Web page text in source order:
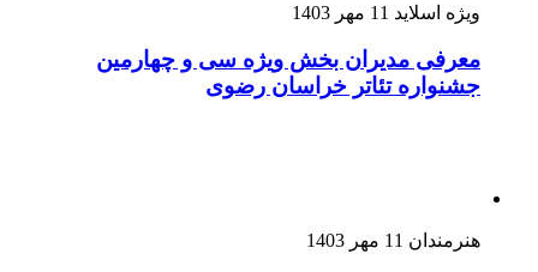
ویژه اسلاید 11 مهر 1403
معرفی مدیران بخش ویژه سی و چهارمین
جشنواره تئاتر خراسان رضوی
هنرمندان 11 مهر 1403